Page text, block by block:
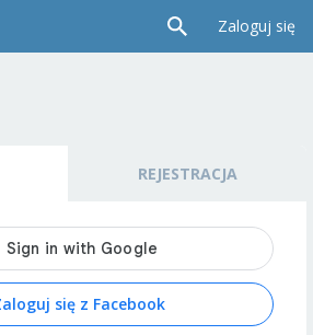
Zaloguj się
REJESTRACJA
się z Facebook